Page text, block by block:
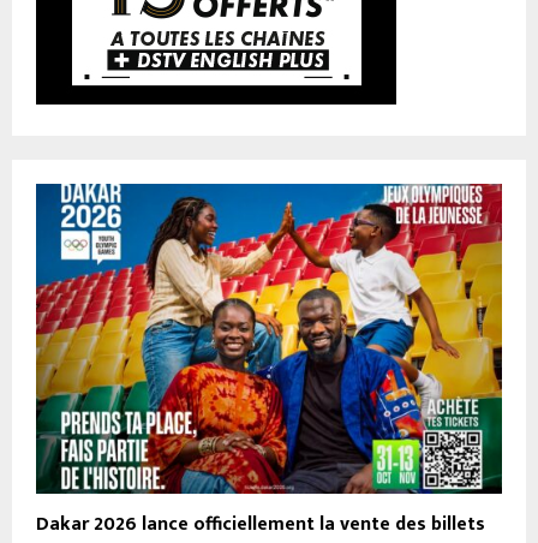
Dakar 2026 lance officiellement la vente des billets